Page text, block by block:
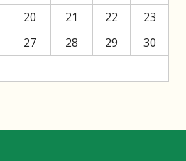
20 21 22
23
27 28 29
30